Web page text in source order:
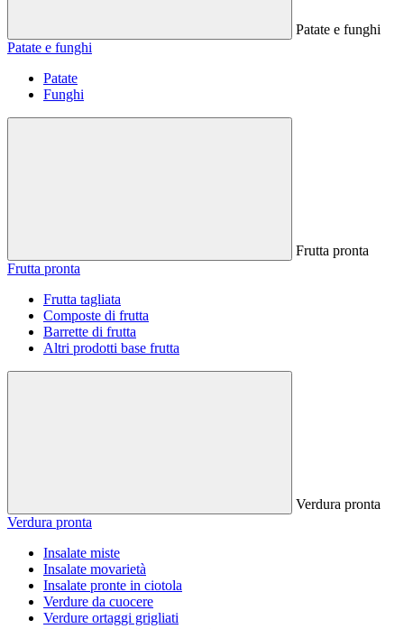
Patate e funghi
Patate e funghi
Patate
Funghi
Frutta pronta
Frutta pronta
Frutta tagliata
Composte di frutta
Barrette di frutta
Altri prodotti base frutta
Verdura pronta
Verdura pronta
Insalate miste
Insalate movarietà
Insalate pronte in ciotola
Verdure da cuocere
Verdure ortaggi grigliati